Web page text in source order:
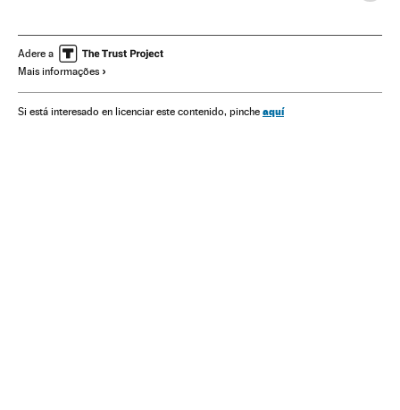
Suprema Corte de Justicia de la Nación
Elecciones presidenciales
Joseph Biden Barack Obama
Adere a
Mais informações
Si está interesado en licenciar este contenido, pinche aquí